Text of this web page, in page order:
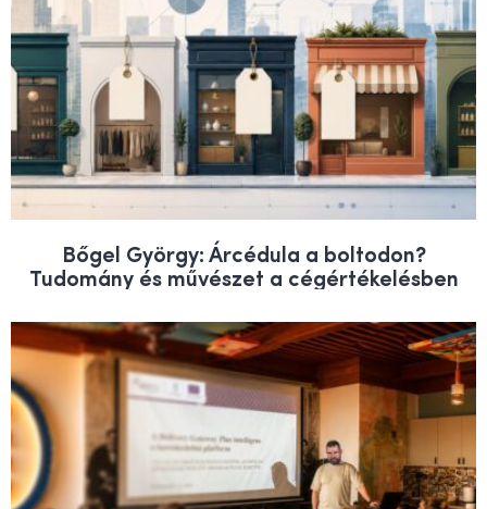
Bőgel György: Árcédula a boltodon?
Tudomány és művészet a cégértékelésben